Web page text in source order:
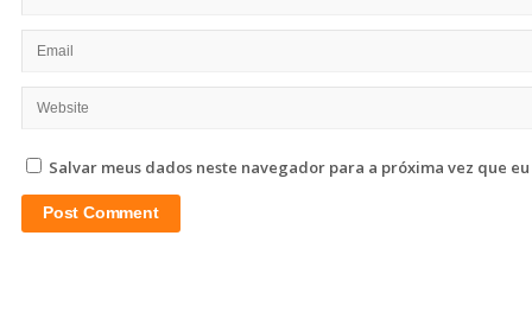
Salvar meus dados neste navegador para a próxima vez que